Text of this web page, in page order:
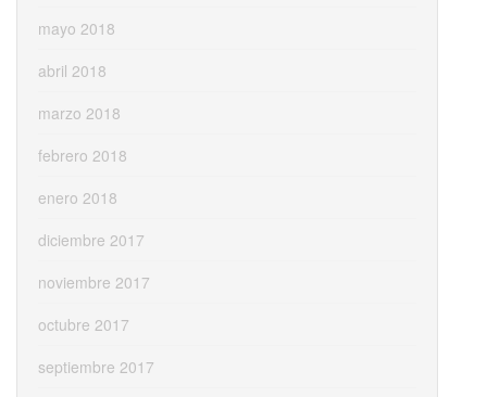
mayo 2018
abril 2018
marzo 2018
febrero 2018
enero 2018
diciembre 2017
noviembre 2017
octubre 2017
septiembre 2017